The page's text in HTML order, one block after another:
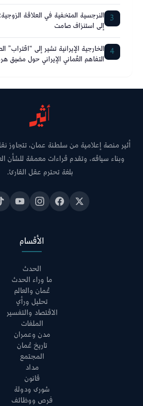
3 النرجسية المتخفية في العلاقة
إلى استنزاف صامت
4 الخارجية الإيرانية تشير إلى “اقتراب”
التفاهم العُماني الإيراني حول مضيق
أثير منصة إعلامية من سلطنة عمان، تتجاوز
وبناء سياقه، وتقدم قراءات معمقة للشأن
بلغة تحترم عقل القارئ.
الأقسام
الحدث
ما وراء الحدث
عُمان والعالم
تحليل ورأي
الاقتصاد والتفسير
الملفات
مدن وعمران
تاريخ عُمان
المجتمع
مداد
قانون
شورى ودولة
فرص ووظائف